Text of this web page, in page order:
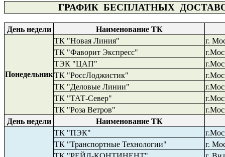
ГРАФИК БЕСПЛАТНЫХ
День недели Наименование ТК
Понедельник
ТК "Новая Линия"
г.
ТК "Фаворит Экспресс"
ТЭК "ЦАП"
ТК "РоссЛоджистик"
ТК "Деловые Линии"
ТК "ТАТ-Север"
ТК "Роза Ветров"
День недели
Наименование ТК
ТК "ПЭК"
ТК "Транспортные Технологии"
г.